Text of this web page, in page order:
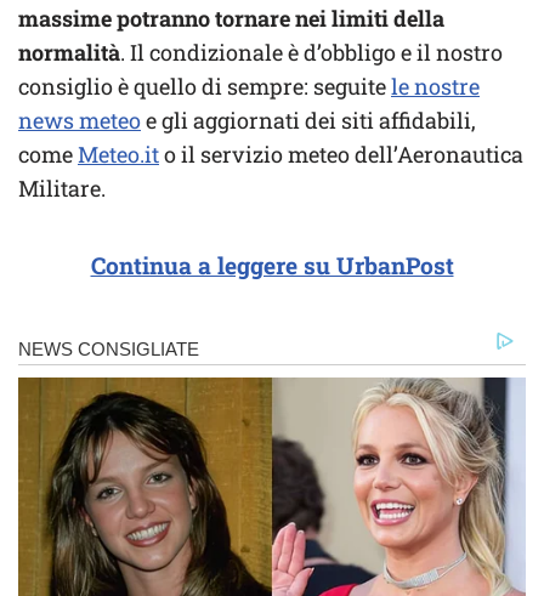
massime potranno tornare nei limiti della
normalità. Il condizionale è d’obbligo e il nostro
consiglio è quello di sempre: seguitele nostre
news meteoe gli aggiornati dei siti affidabili,
comeMeteo.ito il servizio meteo dell’Aeronautica
Militare.
Continua a leggere su UrbanPost